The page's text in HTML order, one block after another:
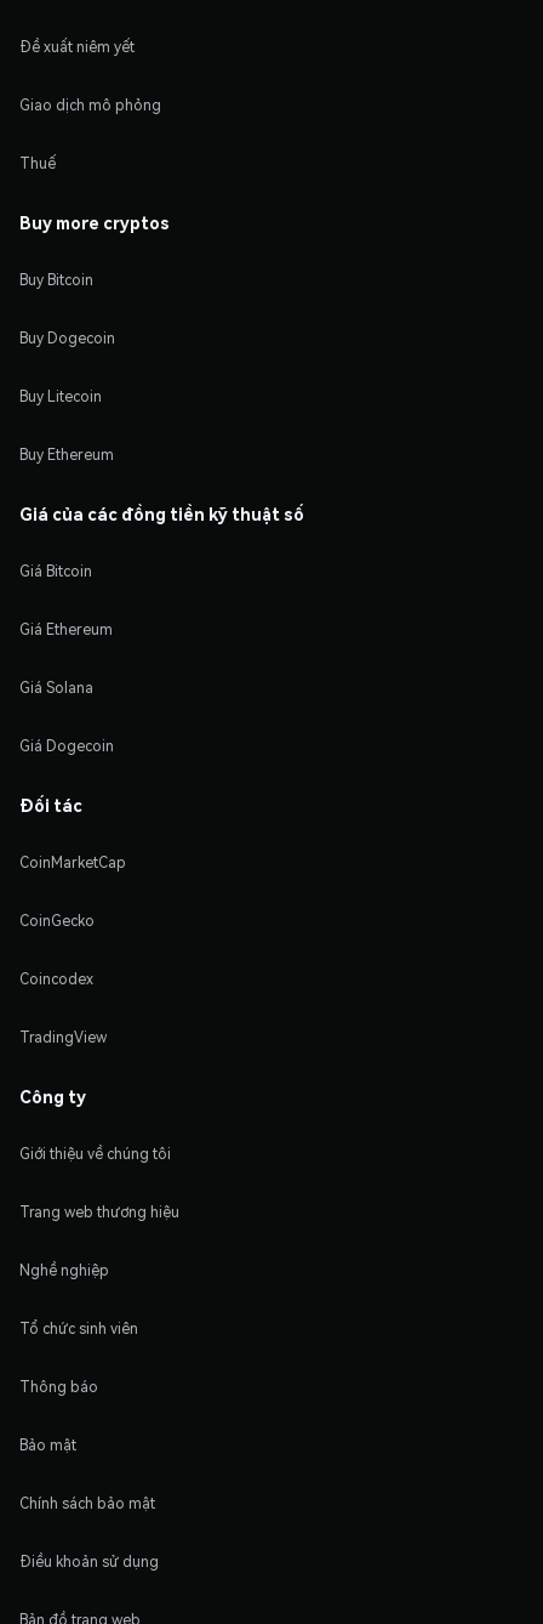
Đề xuất niêm yết
Giao dịch mô phỏng
Thuế
Buy more cryptos
Buy Bitcoin
Buy Dogecoin
Buy Litecoin
Buy Ethereum
Giá của các đồng tiền kỹ thuật số
Giá Bitcoin
Giá Ethereum
Giá Solana
Giá Dogecoin
Đối tác
CoinMarketCap
CoinGecko
Coincodex
TradingView
Công ty
Giới thiệu về chúng tôi
Trang web thương hiệu
Nghề nghiệp
Tổ chức sinh viên
Thông báo
Bảo mật
Chính sách bảo mật
Điều khoản sử dụng
Bản đồ trang web